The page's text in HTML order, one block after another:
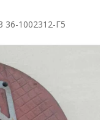
36-1002312-Г5